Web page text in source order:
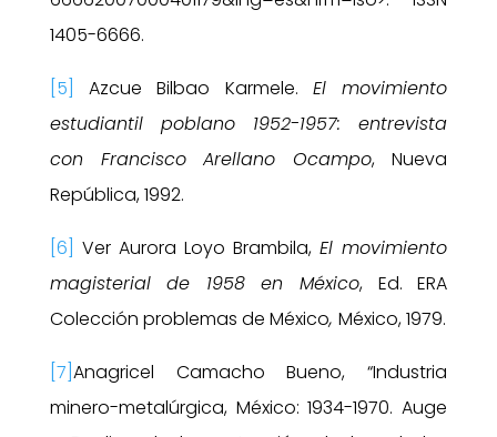
1405-6666.
[5] Azcue Bilbao Karmele. El movimiento
estudiantil poblano 1952-1957: entrevista
con Francisco Arellano Ocampo, Nueva
República, 1992.
[6] Ver Aurora Loyo Brambila,El movimiento
magisterial de 1958 en México, Ed. ERA
Colección problemas de México, México, 1979.
[7] Anagricel Camacho Bueno, “Industria
minero-metalúrgica, México: 1934-1970. Auge